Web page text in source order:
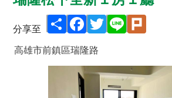
分享至
ShareFacebook
TwitterLine Plurk
高雄市前鎮區瑞隆路